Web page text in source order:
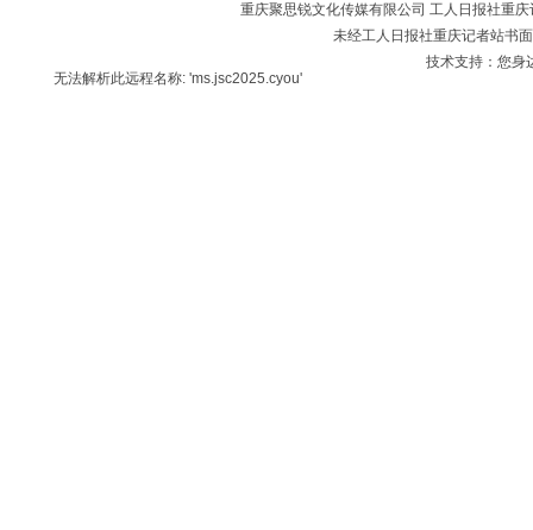
重庆聚思锐文化传媒有限公司 工人日报社重
未经工人日报社重庆记者站书
技术支持：您
无法解析此远程名称: 'ms.jsc2025.cyou'